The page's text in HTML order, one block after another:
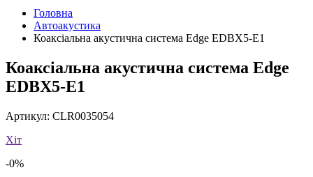
Головна
Автоакустика
Коаксіальна акустична система Edge EDBX5-E1
Коаксіальна акустична система Edge
EDBX5-E1
Артикул: CLR0035054
Хіт
-0%